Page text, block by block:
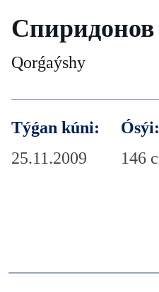
Qorǵaýshy
Týǵan kúni:
25.11.2009
Ósýi:
146